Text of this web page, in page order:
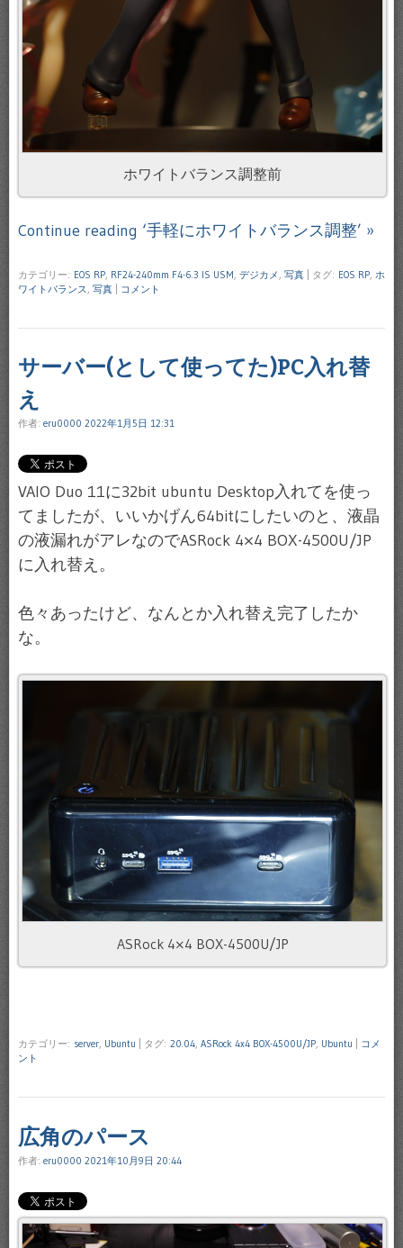
ホワイトバランス調整前
Continue reading ‘手軽にホワイトバランス調整’ »
カテゴリー: EOS RP RF24-240mm F4-6.3 IS USM デジカメ 写真 タグ: EOS RP ホ
ワイトバランス 写真 コメント
サーバー(として使ってた)PC入れ替
え
作者: eru0000 2022年1月5日 12:31
VAIO Duo 11に32bit ubuntu Desktop入れてを使っ
てましたが、いいかげん64bitにしたいのと、液晶
の液漏れがアレなのでASRock 4×4 BOX-4500U/JP
に入れ替え。
色々あったけど、なんとか入れ替え完了したか
な。
ASRock 4×4 BOX-4500U/JP
カテゴリー: server, Ubuntu タグ: 20.04, ASRock 4x4 BOX-4500U/JP, Ubuntu
コメ
ント
広角のパース
作者: eru0000 2021年10月9日 20:44